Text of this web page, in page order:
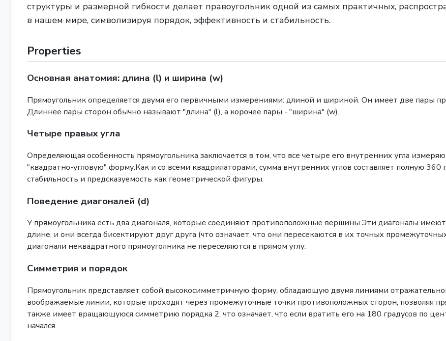
структуры и размерной гибкости делает правоугольник одной из самых практичных,
в нашем мире, символизируя порядок, эффективность и стабильность.
Properties
Основная анатомия: длина (l) и ширина (w)
Прямоугольник определяется двумя его первичными измерениями: длиной и шириной. Он имеет две пары
Длиннее пары сторон обычно называют "длина" (l), а корочее пары - "ширина" (w).
Четыре правых угла
Определяющая особенность прямоугольника заключается в том, что все четыре его внутренних угла
"квадратно-угловую" форму.Как и со всеми квадрилаторами, сумма внутренних углов составляет полную 360
стабильность и предсказуемость как геометрической фигуры.
Поведение диагоналей (d)
У прямоугольника есть два диагоналя, которые соединяют противоположные вершины.Эти диагоналы
длине, и они всегда бисектируют друг друга (что означает, что они пересекаются в их точных
диагонали неквадратного прямоуголника не переселяются в прямом углу.
Симметрия и порядок
Прямоугольник представляет собой высокосимметричную форму, обладающую двумя линиями
воображаемые линии, которые проходят через промежуточные точки противоположных сторон, позволяя
также имеет вращающуюся симметрию порядка 2, что означает, что если вратить его на 180 градусов по
начался.